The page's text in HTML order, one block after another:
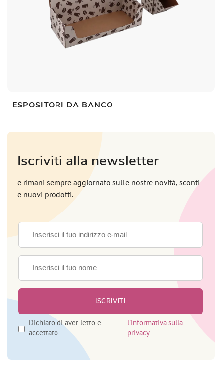
ESPOSITORI DA BANCO
Iscriviti alla newsletter
e rimani sempre aggiornato sulle nostre novità, sconti
e nuovi prodotti.
Dichiaro di aver letto e
accettato
l'informativa sulla
privacy